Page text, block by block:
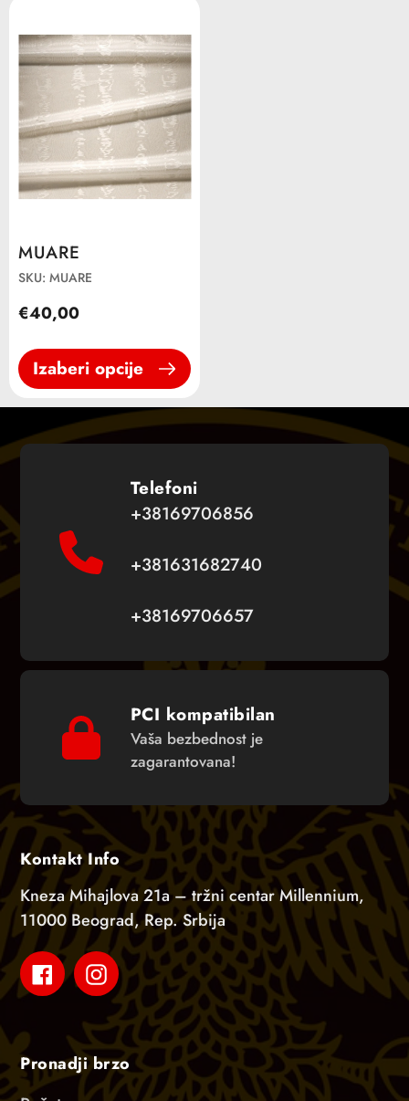
MUARE
SKU: MUARE
€40,00
Izaberi opcije
Telefoni
+38169706856
+381631682740
+38169706657
PCI kompatibilan
Vaša bezbednost je
zagarantovana!
Kontakt Info
Kneza Mihajlova 21a – tržni centar Millennium,
11000 Beograd, Rep. Srbija
FacebookInstagram
Pronadji brzo